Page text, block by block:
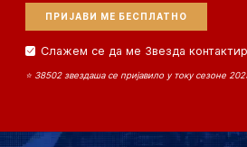
Слажем се да ме Звезда
⭐ 38502 звездаша се пријавило у току сезоне